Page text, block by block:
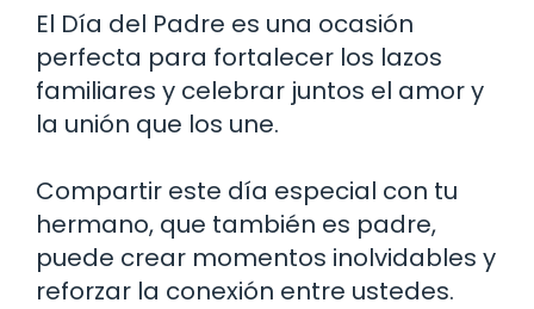
El Día del Padre es una ocasión
perfecta para fortalecer los lazos
familiares y celebrar juntos el amor y
la unión que los une.
Compartir este día especial con tu
hermano, que también es padre,
puede crear momentos inolvidables y
reforzar la conexión entre ustedes.